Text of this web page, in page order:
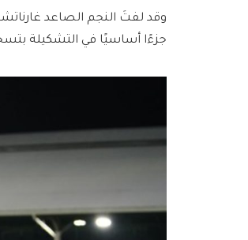
جزءًا أساسيًا في التشكيلة بتسجيله 7 أهداف وصناعته 4 آخرين في 38 مباراة خلال